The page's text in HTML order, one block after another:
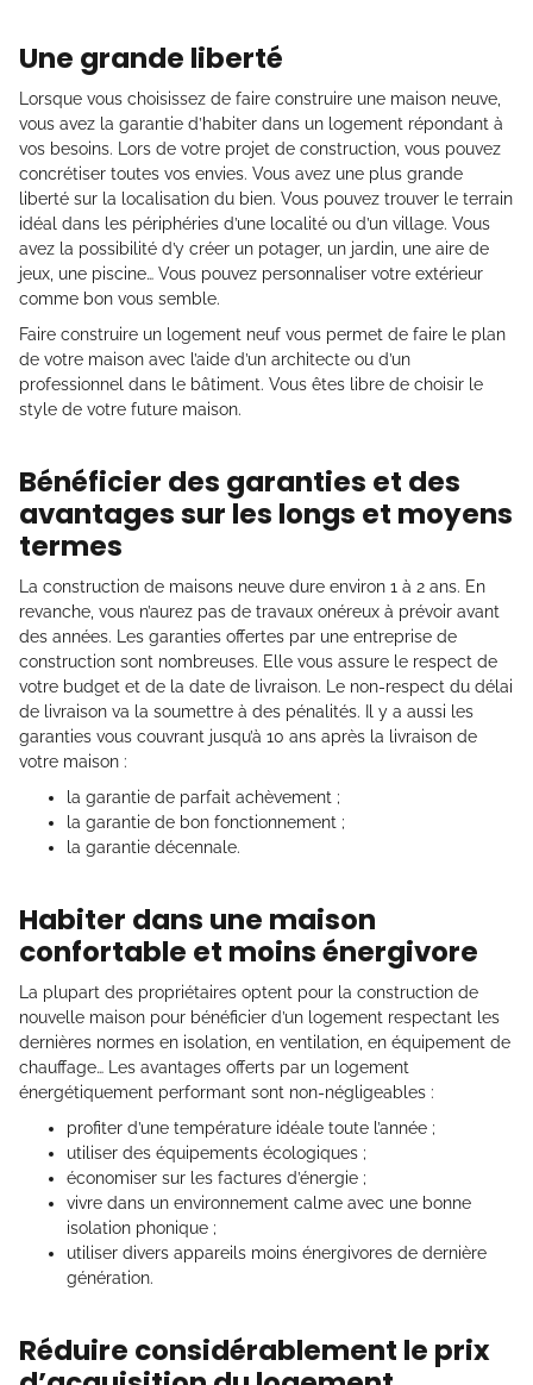
Une grande liberté
Lorsque vous choisissez de faire construire une maison neuve,
vous avez la garantie d’habiter dans un logement répondant à
vos besoins. Lors de votre projet de construction, vous pouvez
concrétiser toutes vos envies. Vous avez une plus grande
liberté sur la localisation du bien. Vous pouvez trouver le terrain
idéal dans les périphéries d’une localité ou d’un village. Vous
avez la possibilité d’y créer un potager, un jardin, une aire de
jeux, une piscine… Vous pouvez personnaliser votre extérieur
comme bon vous semble.
Faire construire un logement neuf vous permet de faire le plan
de votre maison avec l’aide d’un architecte ou d’un
professionnel dans le bâtiment. Vous êtes libre de choisir le
style de votre future maison.
Bénéficier des garanties et des
avantages sur les longs et moyens
termes
La construction de maisons neuve dure environ 1 à 2 ans. En
revanche, vous n’aurez pas de travaux onéreux à prévoir avant
des années. Les garanties offertes par une entreprise de
construction sont nombreuses. Elle vous assure le respect de
votre budget et de la date de livraison. Le non-respect du délai
de livraison va la soumettre à des pénalités. Il y a aussi les
garanties vous couvrant jusqu’à 10 ans après la livraison de
votre maison :
la garantie de parfait achèvement ;
la garantie de bon fonctionnement ;
la garantie décennale.
Habiter dans une maison
confortable et moins énergivore
La plupart des propriétaires optent pour la construction de
nouvelle maison pour bénéficier d’un logement respectant les
dernières normes en isolation, en ventilation, en équipement de
chauffage… Les avantages offerts par un logement
énergétiquement performant sont non-négligeables :
profiter d’une température idéale toute l’année ;
utiliser des équipements écologiques ;
économiser sur les factures d’énergie ;
vivre dans un environnement calme avec une bonne
isolation phonique ;
utiliser divers appareils moins énergivores de dernière
génération.
Réduire considérablement le prix